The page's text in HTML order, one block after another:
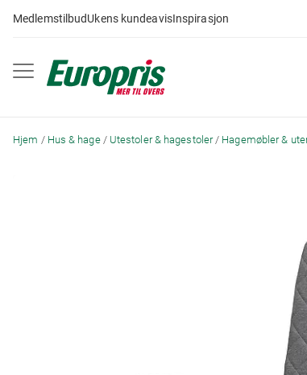
til
MedlemstilbudUkens kundeavisInspirasjon
Hjem Hus & hage Utestoler & hagestoler Hagemøbler &